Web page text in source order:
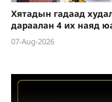
Хятадын гадаад
дараалан 4 их наяд
07-Aug-2026